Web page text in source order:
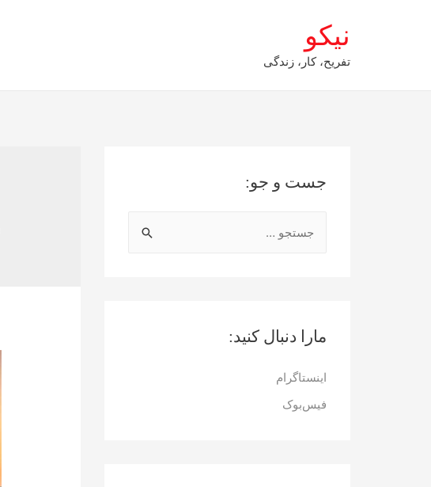
نیکو
تفریح، کار، زندگی
جست و جو:
ب
ی
مارا دنبال کنید:
اینستاگرام
فیس‌بوک